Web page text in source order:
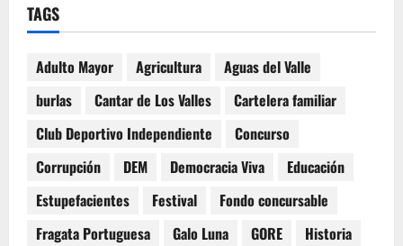
TAGS
Adulto Mayor Agricultura
Aguas del Valle
burlas
Cantar de Los Valles
Cartelera familiar
Club Deportivo Independiente
Concurso
Corrupción
DEM Democracia Viva
Educación
Estupefacientes
Festival
Fondo concursable
Fragata Portuguesa
Galo Luna GORE
Historia